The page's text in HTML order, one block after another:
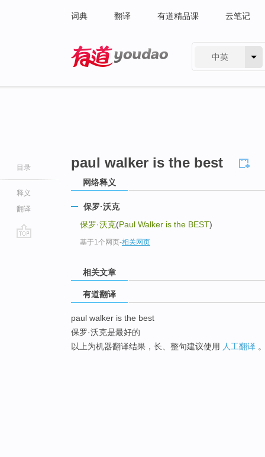
词典 翻译 有道精品课 云笔记
中英
目录
释义
翻译
paul walker is the best
网络释义
保罗·沃克
保罗·沃克(Paul Walker is the BEST)
基于1个网页-相关网页
相关文章
有道翻译
paul walker is the best
保罗·沃克是最好的
以上为机器翻译结果，长、整句建议使用 人工翻译